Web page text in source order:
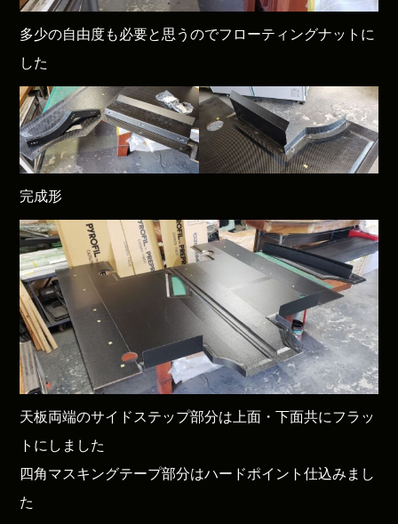
多少の自由度も必要と思うのでフローティングナットに
した
完成形
天板両端のサイドステップ部分は上面・下面共にフラッ
トにしました
四角マスキングテープ部分はハードポイント仕込みまし
た